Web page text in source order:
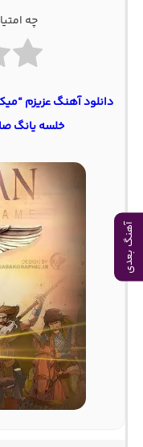
آهنگ بعدی
چه
دانلود آهنگ عزیزم
خلسه یانگ